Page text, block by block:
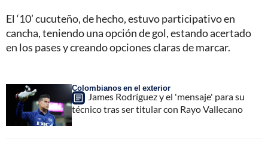
El ‘10’ cucuteño, de hecho, estuvo participativo en
cancha, teniendo una opción de gol, estando acertado
en los pases y creando opciones claras de marcar.
Colombianos en el exterior
James Rodríguez y el 'mensaje' para su
técnico tras ser titular con Rayo Vallecano